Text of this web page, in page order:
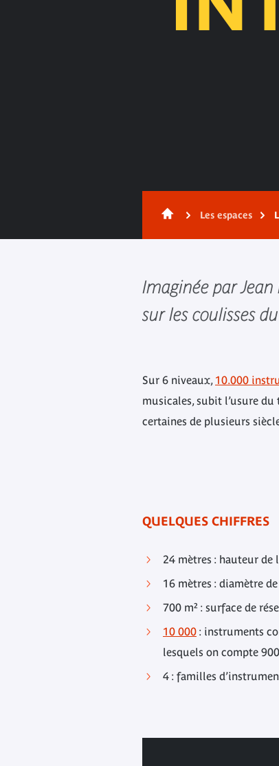
Les espaces
Imaginée par
sur les coulisses
Sur 6 niveaux, 10.000
musicales, subit l’usure
certaines de plusieurs
QUELQUES CHIFFRES
24 mètres : hauteur
16 mètres : diamètre
700 m² : surface de
10 000 : instruments
lesquels on compte
4 : familles